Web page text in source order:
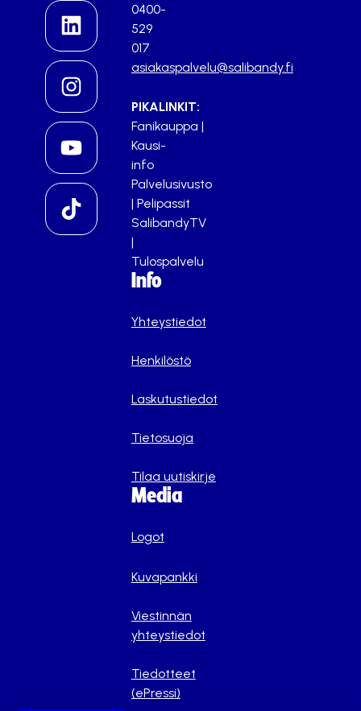
0400-
529
017
asiakaspalvelu@salibandy.fi
PIKALINKIT:
Fanikauppa |
Kausi-
info
Palvelusivusto
| Pelipassit
SalibandyTV
|
Tulospalvelu
Info
Yhteystiedot
Henkilöstö
Laskutustiedot
Tietosuoja
Tilaa uutiskirje
Media
Logot
Kuvapankki
Viestinnän
yhteystiedot
Tiedotteet
(ePressi)